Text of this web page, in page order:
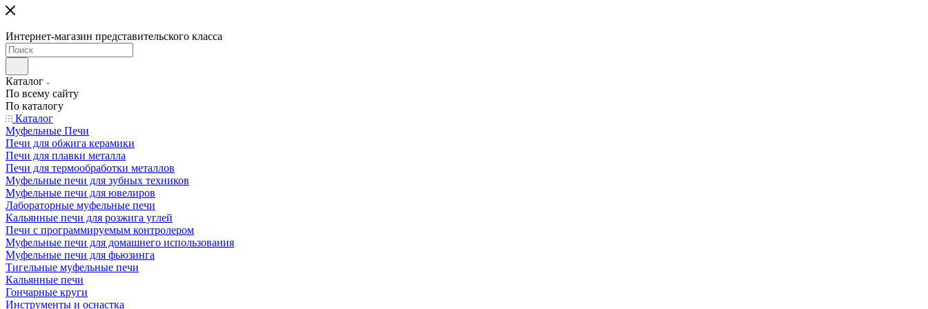
Интернет-магазин представительского класса
Каталог
По всему сайту
По каталогу
Каталог
Муфельные Печи
Печи для обжига керамики
Печи для плавки металла
Печи для термообработки металлов
Муфельные печи для зубных техников
Муфельные печи для ювелиров
Лабораторные муфельные печи
Кальянные печи для розжига углей
Печи с программируемым контролером
Муфельные печи для домашнего использования
Муфельные печи для фьюзинга
Тигельные муфельные печи
Кальянные печи
Гончарные круги
Инструменты и оснастка